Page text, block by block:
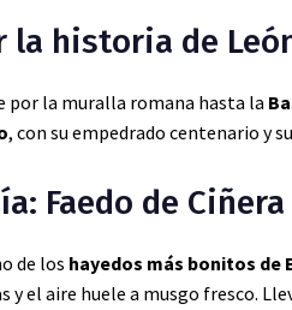
la historia de
por la muralla romana hasta la
, con su empedrado centenario y
Faedo de Ciñera
de los hayedos más bonitos de
el aire huele a musgo fresco.